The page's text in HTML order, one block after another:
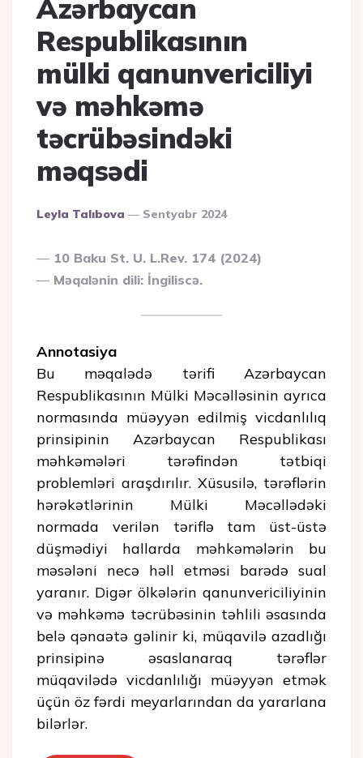
Azərbaycan
Respublikasının
mülki qanunvericiliyi
və məhkəmə
təcrübəsindəki
məqsədi
Posted
Leyla Talıbova Sentyabr 2024
10 Baku St. U. L.Rev. 174 (2024)
Məqalənin dili: İngiliscə.
Annotasiya
Bu məqalədə tərifi Azərbaycan
Respublikasının Mülki Məcəlləsinin ayrıca
normasında müəyyən edilmiş vicdanlılıq
prinsipinin Azərbaycan Respublikası
məhkəmələri tərəfindən tətbiqi
problemləri araşdırılır. Xüsusilə, tərəflərin
hərəkətlərinin Mülki Məcəllədəki
normada verilən təriflə tam üst-üstə
düşmədiyi hallarda məhkəmələrin bu
məsələni necə həll etməsi barədə sual
yaranır. Digər ölkələrin qanunvericiliyinin
və məhkəmə təcrübəsinin təhlili əsasında
belə qənaətə gəlinir ki, müqavilə azadlığı
prinsipinə əsaslanaraq tərəflər
müqavilədə vicdanlılığı müəyyən etmək
üçün öz fərdi meyarlarından da yararlana
bilərlər.